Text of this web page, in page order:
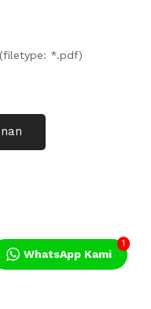
(filetype: *.pdf)
WhatsApp Kami
1